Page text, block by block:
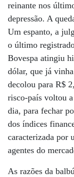
reinante nos
depressão. A
Um espanto, a
o último
Bovespa atingiu
dólar, que já
decolou para R$
risco-país voltou
dia, para fechar
dos índices
caracterizada por
agentes do
As razões da